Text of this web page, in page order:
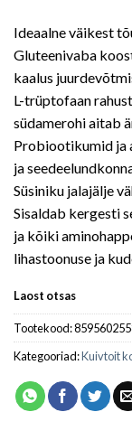
Ideaalne väikest
Gluteenivaba
kaalus
L-trüptofaan
südamerohi aitab
Probiootikumid ja
ja
Süsiniku jalajälje
Sisaldab kergesti
ja kõiki
lihastoonuse ja
Laost otsas
Tootekood:
Kategooriad:Kuivtoit